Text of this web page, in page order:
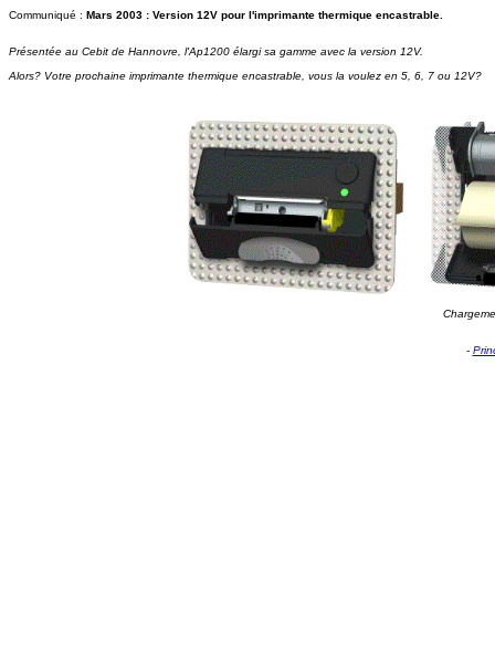
Communiqué : Mars 2003 : Version 12V pour l'imprimante thermique encastrable.
Présentée au Cebit de Hannovre, l'Ap1200 élargi sa gamme avec la version 12V.
Alors? Votre prochaine imprimante thermique encastrable, vous la voulez en 5, 6, 7 ou 12V?
-